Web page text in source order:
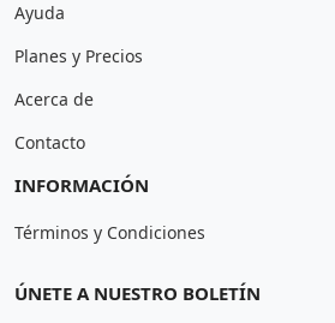
Ayuda
Planes y Precios
Acerca de
Contacto
INFORMACIÓN
Términos y Condiciones
ÚNETE A NUESTRO BOLETÍN